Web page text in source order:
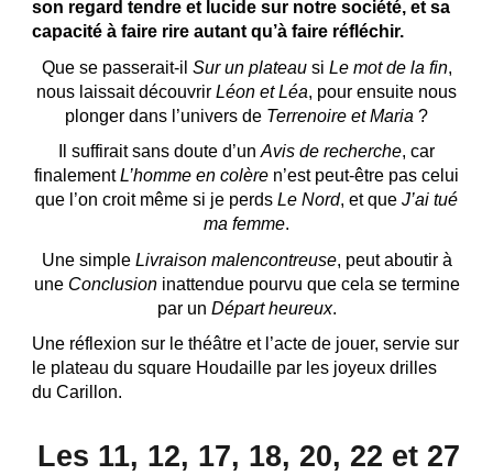
son regard tendre et lucide sur notre société, et sa
capacité à faire rire autant qu’à faire réfléchir.
Que se passerait-il Sur un plateausi Le mot de la fin,
nous laissait découvrir Léon et Léa, pour ensuite nous
plonger dans l’univers de Terrenoire et Maria ?
Il suffirait sans doute d’un Avis de recherche, car
finalementL’homme en colère n’est peut-être pas celui
que l’on croit même si je perds Le Nord, et que J’ai tué
ma femme.
Une simple Livraison malencontreuse, peut aboutir à
une Conclusioninattendue pourvu que cela se termine
par un Départ heureux.
Une réflexion sur le théâtre et l’acte de jouer, servie sur
le plateau du square Houdaille par les joyeux drilles
du Carillon.
Les 11, 12, 17, 18, 20, 22 et 27